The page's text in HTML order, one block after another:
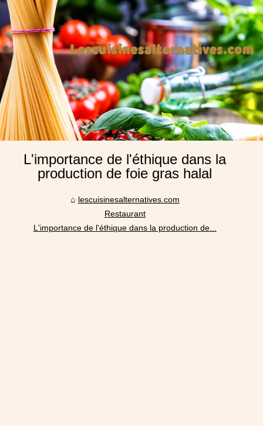
L'importance de l'éthique dans la
production de foie gras halal
lescuisinesalternatives.com
Restaurant
L'importance de l'éthique dans la production de...